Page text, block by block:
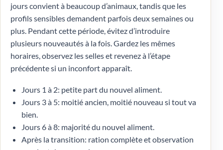
jours convient à beaucoup d’animaux, tandis que les
profils sensibles demandent parfois deux semaines ou
plus. Pendant cette période, évitez d’introduire
plusieurs nouveautés à la fois. Gardez les mêmes
horaires, observez les selles et revenez à l’étape
précédente si un inconfort apparaît.
Jours 1 à 2: petite part du nouvel aliment.
Jours 3 à 5: moitié ancien, moitié nouveau si tout va
bien.
Jours 6 à 8: majorité du nouvel aliment.
Après la transition: ration complète et observation